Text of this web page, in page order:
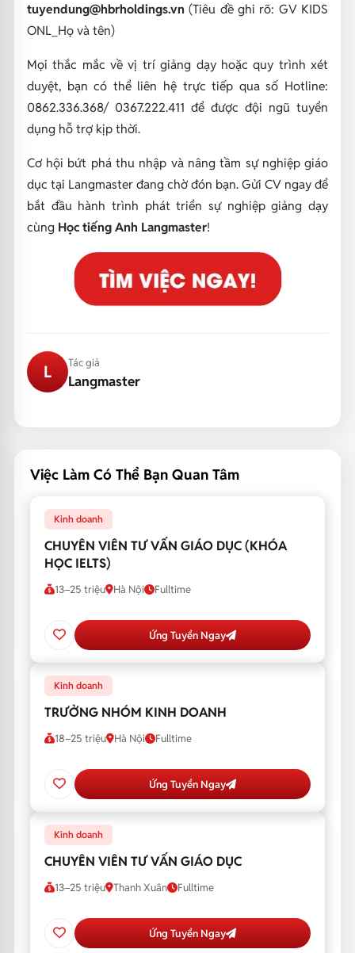
tuyendung@hbrholdings.vn (Tiêu đề ghi rõ: GV KIDS
ONL_Họ và tên)
Mọi thắc mắc về vị trí giảng dạy hoặc quy trình xét
duyệt, bạn có thể liên hệ trực tiếp qua số Hotline:
0862.336.368/ 0367.222.411 để được đội ngũ tuyển
dụng hỗ trợ kịp thời.
Cơ hội bứt phá thu nhập và nâng tầm sự nghiệp giáo
dục tại Langmaster đang chờ đón bạn. Gửi CV ngay để
bắt đầu hành trình phát triển sự nghiệp giảng dạy
cùng Học tiếng Anh Langmaster!
L Tác giả
Langmaster
Việc Làm Có Thể Bạn Quan Tâm
Kinh doanh
CHUYÊN VIÊN TƯ VẤN GIÁO DỤC (KHÓA
HỌC IELTS)
13–25 triệu Hà Nội Fulltime
Ứng Tuyển Ngay
Kinh doanh
TRƯỞNG NHÓM KINH DOANH
18–25 triệu Hà Nội Fulltime
Ứng Tuyển Ngay
Kinh doanh
CHUYÊN VIÊN TƯ VẤN GIÁO DỤC
13–25 triệu Thanh Xuân Fulltime
Ứng Tuyển Ngay